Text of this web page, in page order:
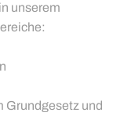
unserem
Grundgesetz und